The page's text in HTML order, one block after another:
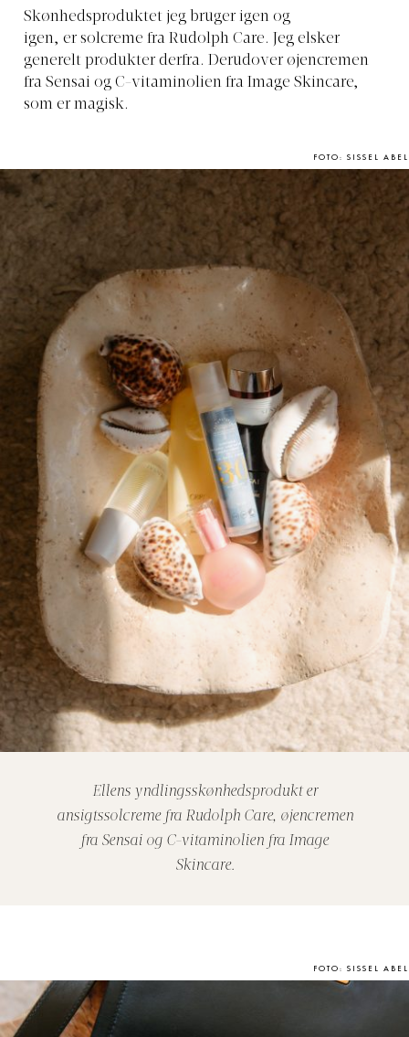
Skønhedsproduktet jeg bruger igen og
igen, er solcreme fra Rudolph Care. Jeg elsker
generelt produkter derfra. Derudover øjencremen
fra Sensai og C-vitaminolien fra Image Skincare,
som er magisk.
FOTO: SISSEL ABEL
Ellens yndlingsskønhedsprodukt er
ansigtssolcreme fra Rudolph Care, øjencremen
fra Sensai og C-vitaminolien fra Image
Skincare.
FOTO: SISSEL ABEL